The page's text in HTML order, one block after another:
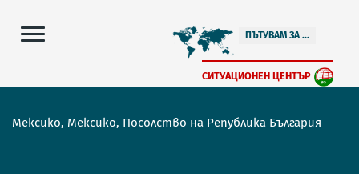
ПЪТУВАМ ЗА ...
СИТУАЦИОНЕН ЦЕНТЪР
Мексико, Мексико, Посолство на Република България